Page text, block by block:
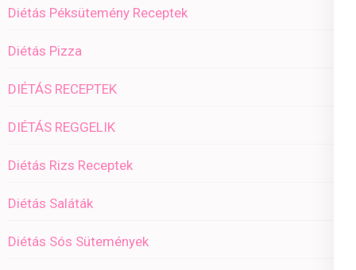
Diétás Péksütemény Receptek
Diétás Pizza
DIÉTÁS RECEPTEK
DIÉTÁS REGGELIK
Diétás Rizs Receptek
Diétás Saláták
Diétás Sós Sütemények